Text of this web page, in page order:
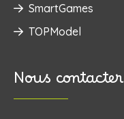
SmartGames
TOPModel
Nous contacter